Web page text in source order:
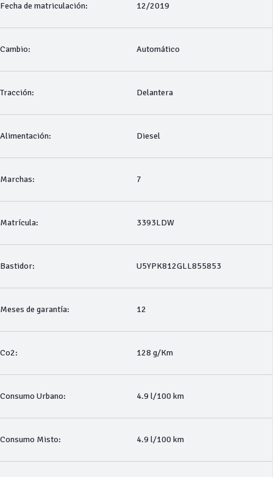
Fecha de matriculación: 12/2019
Cambio: Automático
Tracción: Delantera
Alimentación: Diesel
Marchas: 7
Matrícula: 3393LDW
Bastidor: U5YPK812GLL855853
Meses de garantía: 12
Co2: 128 g/Km
Consumo Urbano: 4.9 l/100 km
Consumo Misto: 4.9 l/100 km